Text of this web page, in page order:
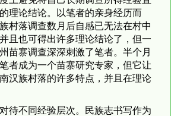
理论结论。以笔者的亲身经历而
村落调查数月后自感已无法在村中
且也可得出许多理论结论了，但一
苗寨调查深深刺激了笔者。半个月
者成为一个苗寨研究专家，但它让
汉族村落的许多特点，并且在理论
待不同经验层次。民族志书写作为